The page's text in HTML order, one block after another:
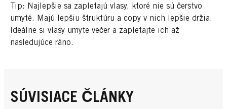
Tip: Najlepšie sa zapletajú vlasy, ktoré nie sú čerstvo
umyté. Majú lepšiu štruktúru a copy v nich lepšie držia.
Ideálne si vlasy umyte večer a zapletajte ich až
nasledujúce ráno.
SÚVISIACE ČLÁNKY